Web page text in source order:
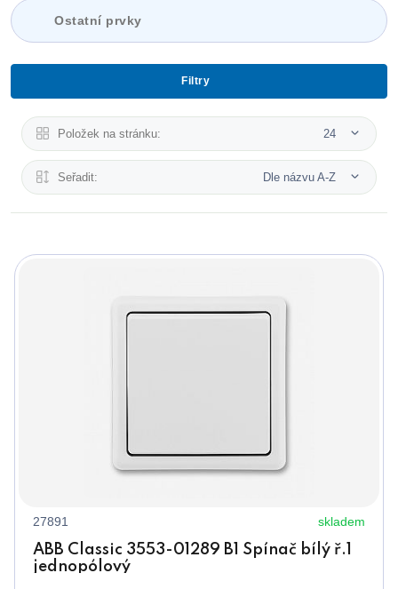
Ostatní prvky
Filtry
Položek na stránku: 24
Seřadit: Dle názvu A-Z
27891 skladem
ABB Classic 3553-01289 B1 Spínač bílý ř.1
jednopólový